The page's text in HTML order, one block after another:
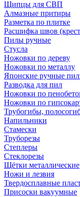
Щипцы для СВП
Алмазные притиры
Разметка по плитке
Расшифка швов
Пилы ручные
Стусла
Ножовки по дереву
Ножовки по металлу
Японские ручные
Разводка для пил
Ножовки по
Ножовки по
Трубогибы,
Напильники
Стамески
Труборезы
Степлеры
Стеклорезы
Щётки металлические
Ножи и лезвия
Твердосплавные
Присоски вакуумные